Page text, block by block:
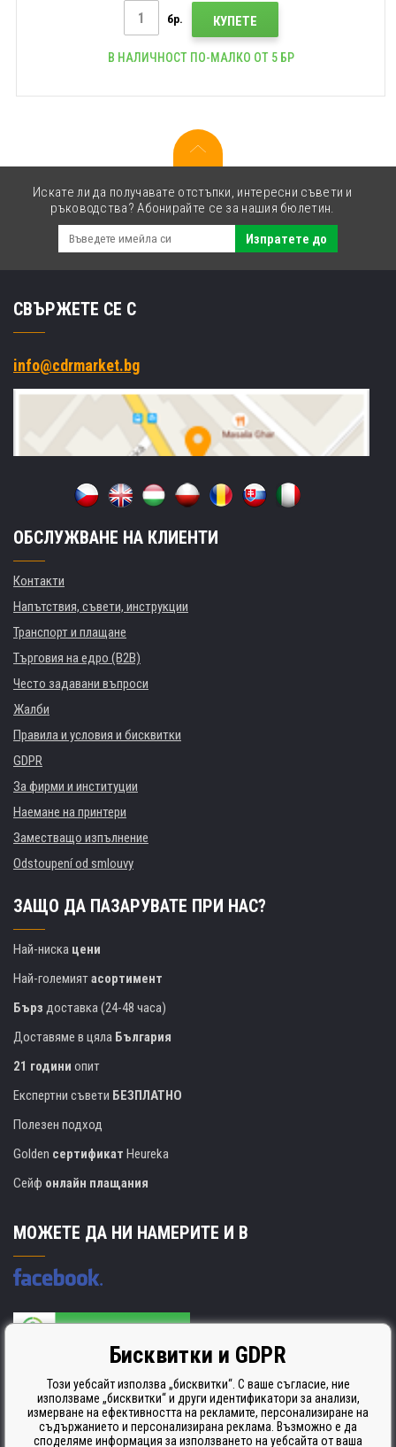
бр. КУПЕТЕ
В НАЛИЧНОСТ ПО-МАЛКО ОТ 5 БР
Искате ли да получавате отстъпки, интересни съвети и
ръководства? Абонирайте се за нашия бюлетин.
Изпратете до
СВЪРЖЕТЕ СЕ С
info@cdrmarket.bg
ОБСЛУЖВАНЕ НА КЛИЕНТИ
Контакти
Напътствия, съвети, инструкции
Транспорт и плащане
Търговия на едро (B2B)
Често задавани въпроси
Жалби
Правила и условия и бисквитки
GDPR
За фирми и институции
Наемане на принтери
Заместващо изпълнение
Odstoupení od smlouvy
ЗАЩО ДА ПАЗАРУВАТЕ ПРИ НАС?
Най-ниска цени
Най-големиятасортимент
Бърз доставка (24-48 часа)
Доставяме в цяла България
21 години опит
Експертни съвети БЕЗПЛАТНО
Полезен подход
Golden сертификат Heureka
Сейф онлайн плащания
МОЖЕТЕ ДА НИ НАМЕРИТЕ И В
Производителят на касети е сертифициран
ISO 9001. ISO 14001 и STMC.
Бисквитки и GDPR
Този уебсайт използва „бисквитки“. С ваше съгласие, ние
използваме „бисквитки“ и други идентификатори за анализи,
измерване на ефективността на рекламите, персонализиране на
съдържанието и персонализирана реклама. Възможно е да
споделяме информация за използването на уебсайта от ваша